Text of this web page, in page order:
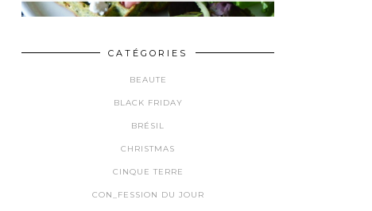
CATÉGORIES
BEAUTE
BLACK FRIDAY
BRÉSIL
CHRISTMAS
CINQUE TERRE
CON_FESSION DU JOUR